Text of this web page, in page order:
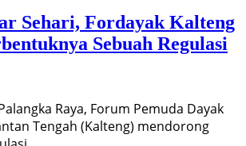
Sehari, Fordayak Kalteng
Sebuah Regulasi
Raya, Forum Pemuda Dayak
Tengah (Kalteng) mendorong